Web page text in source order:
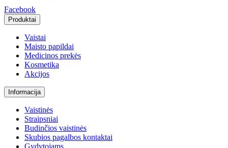
Facebook
Produktai
Vaistai
Maisto papildai
Medicinos prekės
Kosmetika
Akcijos
Informacija
Vaistinės
Straipsniai
Budinčios vaistinės
Skubios pagalbos kontaktai